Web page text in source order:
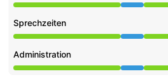
Wartung aus 9:00 PM zu 1:30 AM
Sprechzeiten
Wartung aus 9:00 PM zu 1:30 AM
Administration
Wartung aus 9:00 PM zu 1:30 AM